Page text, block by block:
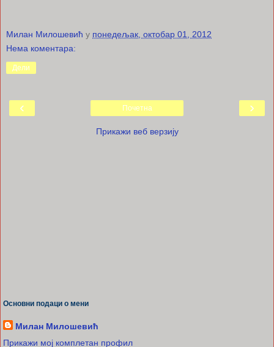
Милан Милошевић у понедељак, октобар 01, 2012
Нема коментара:
Дели
‹ ›
Почетна
Прикажи веб верзију
Основни подаци о мени
Милан Милошевић
Прикажи мој комплетан профил